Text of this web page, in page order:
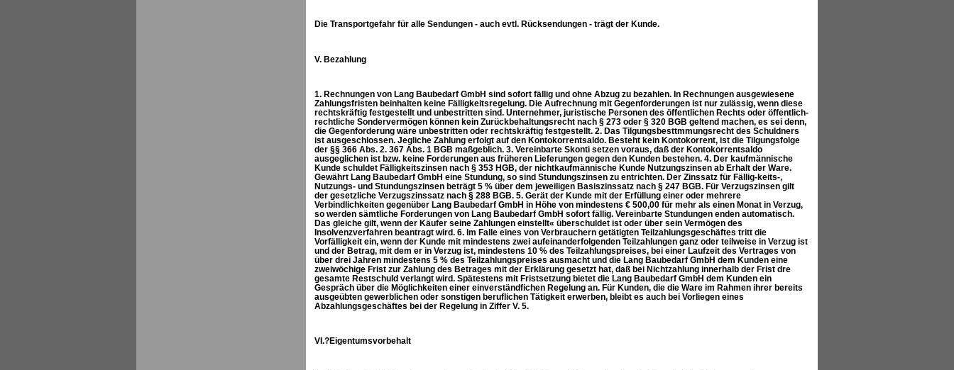
Die Transportgefahr für alle Sendungen - auch evtl. Rücksendungen - trägt der Kunde.
V. Bezahlung
1. Rechnungen von Lang Baubedarf GmbH sind sofort fällig und ohne Abzug zu bezahlen. In Rechnungen ausgewiesene
Zahlungsfristen beinhalten keine Fälligkeitsregelung. Die Aufrechnung mit Gegenforderungen ist nur zulässig, wenn diese
rechtskräftig festgestellt und unbestritten sind. Unternehmer, juristische Personen des öffentlichen Rechts oder öffentlich-
rechtliche Sondervermögen können kein Zurückbehaltungsrecht nach § 273 oder § 320 BGB geltend machen, es sei denn,
die Gegenforderung wäre unbestritten oder rechtskräftig festgestellt. 2. Das Tilgungsbesttmmungsrecht des Schuldners
ist ausgeschlossen. Jegliche Zahlung erfolgt auf den Kontokorrentsaldo. Besteht kein Kontokorrent, ist die Tilgungsfolge
der §§ 366 Abs. 2. 367 Abs. 1 BGB maßgeblich. 3. Vereinbarte Skonti setzen voraus, daß der Kontokorrentsaldo
ausgeglichen ist bzw. keine Forderungen aus früheren Lieferungen gegen den Kunden bestehen. 4. Der kaufmännische
Kunde schuldet Fälligkeitszinsen nach § 353 HGB, der nichtkaufmännische Kunde Nutzungszinsen ab Erhalt der Ware.
Gewährt Lang Baubedarf GmbH eine Stundung, so sind Stundungszinsen zu entrichten. Der Zinssatz für Fällig-keits-,
Nutzungs- und Stundungszinsen beträgt 5 % über dem jeweiligen Basiszinssatz nach § 247 BGB. Für Verzugszinsen gilt
der gesetzliche Verzugszinssatz nach § 288 BGB. 5. Gerät der Kunde mit der Erfüllung einer oder mehrere
Verbindlichkeiten gegenüber Lang Baubedarf GmbH in Höhe von mindestens € 500,00 für mehr als einen Monat in Verzug,
so werden sämtliche Forderungen von Lang Baubedarf GmbH sofort fällig. Vereinbarte Stundungen enden automatisch.
Das gleiche gilt, wenn der Käufer seine Zahlungen einstellt« überschuldet ist oder über sein Vermögen des
Insolvenzverfahren beantragt wird. 6. Im Falle eines von Verbrauchern getätigten Teilzahlungsgeschäftes tritt die
Vorfälligkeit ein, wenn der Kunde mit mindestens zwei aufeinanderfolgenden Teilzahlungen ganz oder teilweise in Verzug ist
und der Betrag, mit dem er in Verzug ist, mindestens 10 % des Teilzahlungspreises, bei einer Laufzeit des Vertrages von
über drei Jahren mindestens 5 % des Teilzahlungspreises ausmacht und die Lang Baubedarf GmbH dem Kunden eine
zweiwöchige Frist zur Zahlung des Betrages mit der Erklärung gesetzt hat, daß bei Nichtzahlung innerhalb der Frist dre
gesamte Restschuld verlangt wird. Spätestens mit Fristsetzung bietet die Lang Baubedarf GmbH dem Kunden ein
Gespräch über die Möglichkeiten einer einverständfichen Regelung an. Für Kunden, die die Ware im Rahmen ihrer bereits
ausgeübten gewerblichen oder sonstigen beruflichen Tätigkeit erwerben, bleibt es auch bei Vorliegen eines
Abzahlungsgeschäftes bei der Regelung in Ziffer V. 5.
VI.?Eigentumsvorbehalt